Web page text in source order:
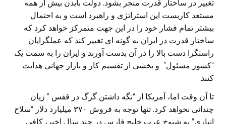
تغییر در ساختار قدرت منجر بشود. دولت بایدن بیش از همه
مستعد کاربست این استراتژی و راهبرد است و به احتمال
بیشتر تمام فشار خود را در این جهت متمرکز خواهد کرد که
ساختار قدرت در ایران به گونه ای تغییر کند که عملگرایان
راستگرا دست بالا را در آن بدست آورند و ایران را به سمت یک
“کشور مسئول” و بخشی از تقسیم کار و بازار جهانی هدایت
کنند.
تا آن وقت اما، آمریکا از “نگه داشتن گرگ در قفس ” زیان
چندانی نخواهد کرد. تنها توجه به فروش ۳۷۰ میلیارد دلار “سلاح
انباری” به شیوخ عرب خلیج فارس در چند سال اخیر، کافی